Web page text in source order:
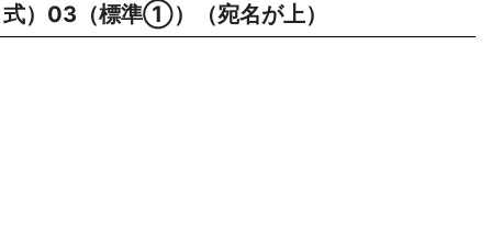
式）03（標準①）（宛名が上）